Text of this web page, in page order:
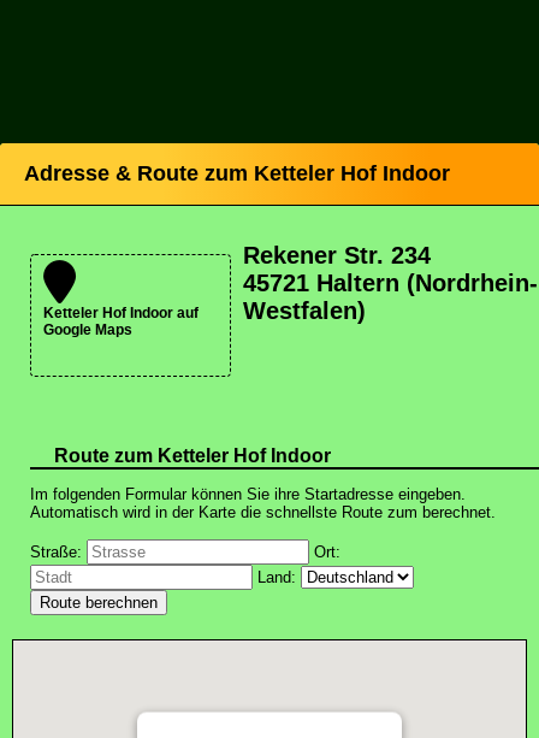
Adresse & Route zum Ketteler Hof Indoor
Ketteler Hof Indoor auf
Google Maps
Rekener Str. 234
45721 Haltern (Nordrhein-
Westfalen)
Route zum Ketteler Hof Indoor
Im folgenden Formular können Sie ihre Startadresse eingeben.
Automatisch wird in der Karte die schnellste Route zum berechnet.
Straße:
Ort:
Land: